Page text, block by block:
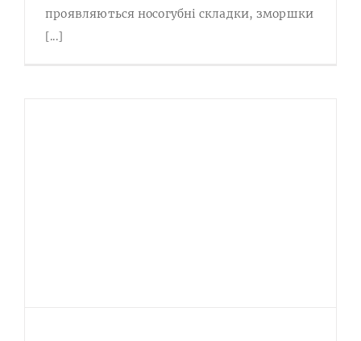
проявляються носогубні складки, зморшки
[...]